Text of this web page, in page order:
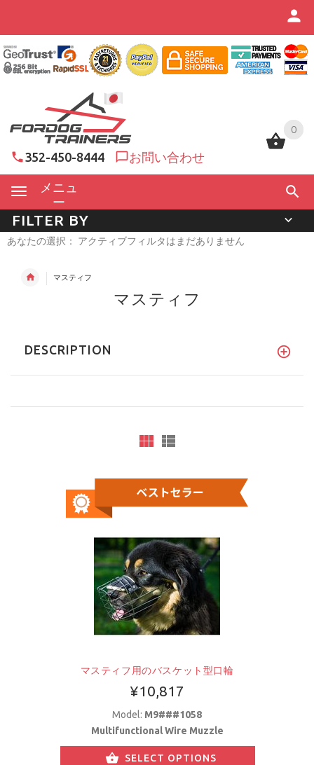
0
352-450-8444 お問い合わせ
メニュ
ー
0
FILTER BY
あなたの選択： アクティブフィルタはまだありません
マスティフ
マスティフ
DESCRIPTION
マスティフ用のバスケット型口輪
¥10,817
Model: M9###1058
Multifunctional Wire Muzzle
SELECT OPTIONS